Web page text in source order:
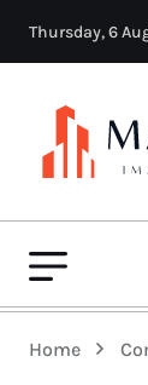
Thursday, 6
Home